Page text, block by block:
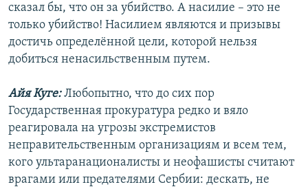
сказал бы, что он за убийство. А насилие – это не
только убийство! Насилием являются и призывы
достичь определённой цели, которой нельзя
добиться ненасильственным путем.
Айя Куге:Любопытно, что до сих пор
Государственная прокуратура редко и вяло
реагировала на угрозы экстремистов
неправительственным организациям и всем тем,
кого ультаранационалисты и неофашисты считают
врагами или предателями Сербии: дескать, не